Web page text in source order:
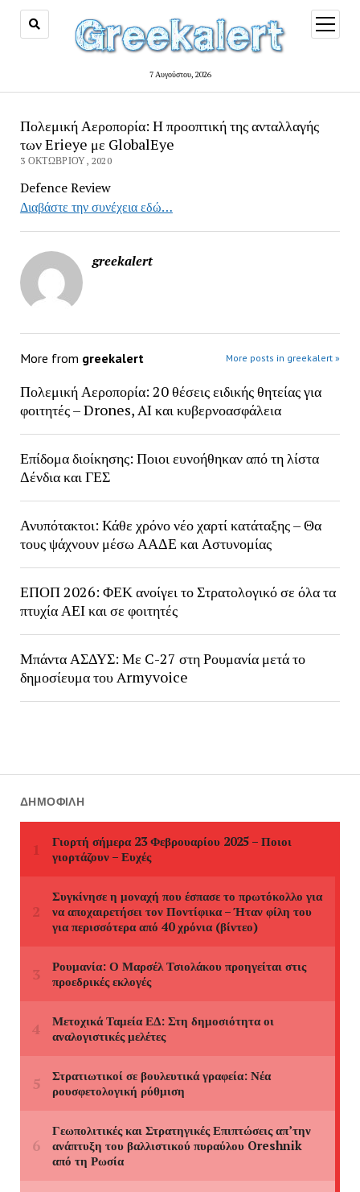
7 Αυγούστου, 2026
open
menu
Πολεμική Αεροπορία: Η προοπτική της ανταλλαγής
των Erieye με GlobalEye
3 ΟΚΤΩΒΡΊΟΥ, 2020
Defence Review
Διαβάστε την συνέχεια εδώ…
greekalert
More from greekalert More posts in greekalert »
Πολεμική Αεροπορία: 20 θέσεις ειδικής θητείας για
φοιτητές – Drones, AI και κυβερνοασφάλεια
Επίδομα διοίκησης: Ποιοι ευνοήθηκαν από τη λίστα
Δένδια και ΓΕΣ
Ανυπότακτοι: Κάθε χρόνο νέο χαρτί κατάταξης – Θα
τους ψάχνουν μέσω ΑΑΔΕ και Αστυνομίας
ΕΠΟΠ 2026: ΦΕΚ ανοίγει το Στρατολογικό σε όλα τα
πτυχία ΑΕΙ και σε φοιτητές
Μπάντα ΑΣΔΥΣ: Με C-27 στη Ρουμανία μετά το
δημοσίευμα του Armyvoice
ΔΗΜΟΦΙΛΉ